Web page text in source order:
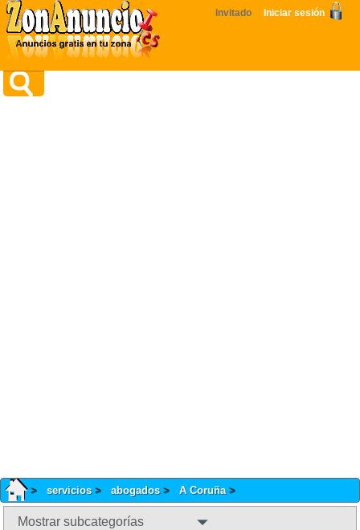
Invitado Iniciar sesión
servicios abogados A Coruña
Mostrar subcategorías